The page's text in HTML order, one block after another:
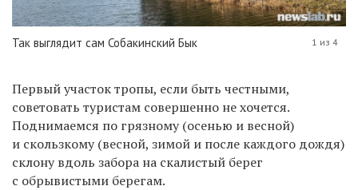
Так выглядит сам Собакинский Бык 1 из 4
Первый участок тропы, если быть честными,
советовать туристам совершенно не хочется.
Поднимаемся по грязному (осенью и весной)
и скользкому (весной, зимой и после каждого дождя)
склону вдоль забора на скалистый берег
с обрывистыми берегам.